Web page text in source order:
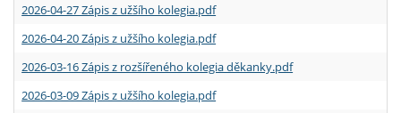
2026-04-27 Zápis z užšího kolegia.pdf
2026-04-20 Zápis z užšího kolegia.pdf
2026-03-16 Zápis z rozšířeného kolegia děkanky.pdf
2026-03-09 Zápis z užšího kolegia.pdf